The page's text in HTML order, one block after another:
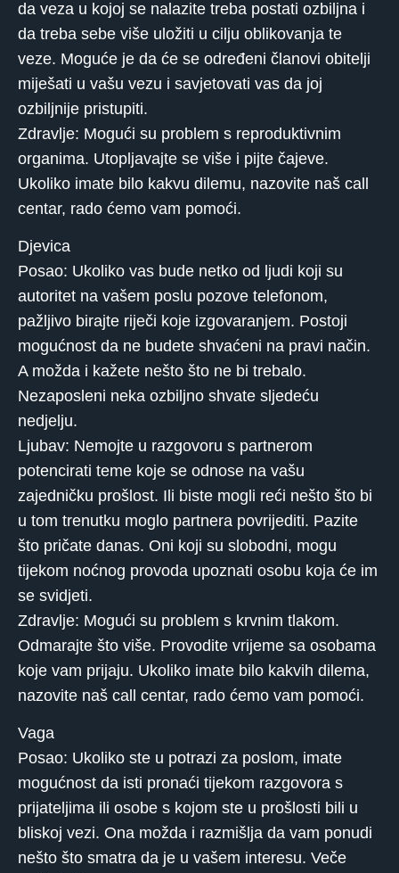
da veza u kojoj se nalazite treba postati ozbiljna i
da treba sebe više uložiti u cilju oblikovanja te
veze. Moguće je da će se određeni članovi obitelji
miješati u vašu vezu i savjetovati vas da joj
ozbiljnije pristupiti.
Zdravlje: Mogući su problem s reproduktivnim
organima. Utopljavajte se više i pijte čajeve.
Ukoliko imate bilo kakvu dilemu, nazovite naš call
centar, rado ćemo vam pomoći.
Djevica
Posao: Ukoliko vas bude netko od ljudi koji su
autoritet na vašem poslu pozove telefonom,
pažljivo birajte riječi koje izgovaranjem. Postoji
mogućnost da ne budete shvaćeni na pravi način.
A možda i kažete nešto što ne bi trebalo.
Nezaposleni neka ozbiljno shvate sljedeću
nedjelju.
Ljubav: Nemojte u razgovoru s partnerom
potencirati teme koje se odnose na vašu
zajedničku prošlost. Ili biste mogli reći nešto što bi
u tom trenutku moglo partnera povrijediti. Pazite
što pričate danas. Oni koji su slobodni, mogu
tijekom noćnog provoda upoznati osobu koja će im
se svidjeti.
Zdravlje: Mogući su problem s krvnim tlakom.
Odmarajte što više. Provodite vrijeme sa osobama
koje vam prijaju. Ukoliko imate bilo kakvih dilema,
nazovite naš call centar, rado ćemo vam pomoći.
Vaga
Posao: Ukoliko ste u potrazi za poslom, imate
mogućnost da isti pronaći tijekom razgovora s
prijateljima ili osobe s kojom ste u prošlosti bili u
bliskoj vezi. Ona možda i razmišlja da vam ponudi
nešto što smatra da je u vašem interesu. Veče